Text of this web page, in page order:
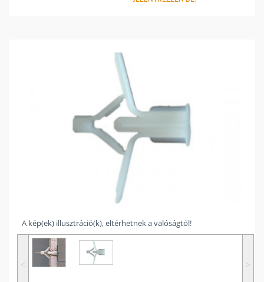
A kép(ek) illusztráció(k), eltérhetnek a valóságtól!
˂ ˃